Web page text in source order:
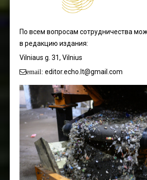
По всем вопросам сотрудничества
в редакцию издания:
Vilniaus g. 31, Vilnius
email: editor.echo.lt@gmail.com